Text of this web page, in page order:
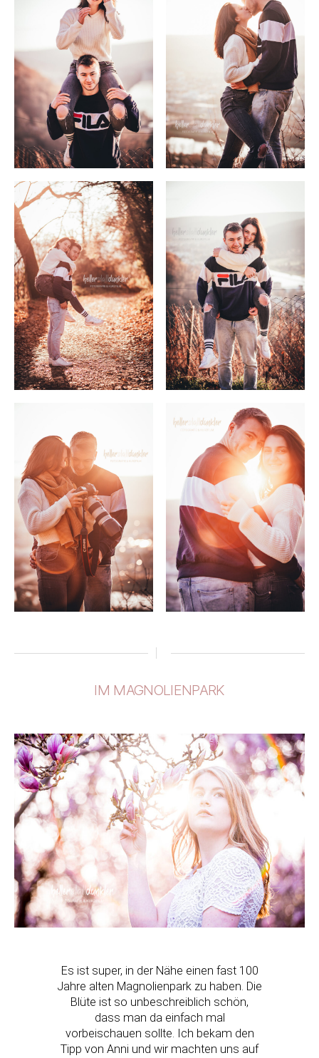
Kategorien
IM MAGNOLIENPARK
Es ist super, in der Nähe einen fast 100
Jahre alten Magnolienpark zu haben. Die
Blüte ist so unbeschreiblich schön,
dass man da einfach mal
vorbeischauen sollte. Ich bekam den
Tipp von Anni und wir machten uns auf